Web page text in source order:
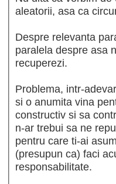
aleatorii, asa ca
Despre relevanta
paralela despre asa
recuperezi.
Problema, intr-
si o anumita vina
constructiv si sa
n-ar trebui sa ne
pentru care ti-ai
(presupun ca) faci
responsabilitate.